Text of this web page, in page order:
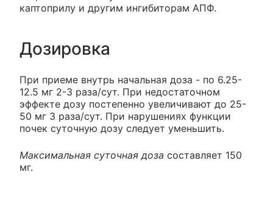
каптоприлу и другим ингибиторам АПФ.
Дозировка
При приеме внутрь начальная доза - по 6.25-
12.5 мг 2-3 раза/сут. При недостаточном
эффекте дозу постепенно увеличивают до 25-
50 мг 3 раза/сут. При нарушениях функции
почек суточную дозу следует уменьшить.
Максимальная суточная доза составляет 150
мг.